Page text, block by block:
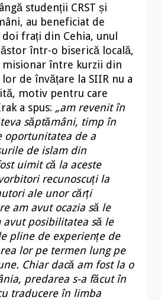
studenții CRST și
au beneficiat de
frați din Cehia, unul
într-o biserică locală,
între kurzii din
de învățare la SIIR nu a
motiv pentru care
a spus: „am revenit în
săptămâni, timp în
oportunitatea de a
de islam din
uimit că la aceste
recunoscuți la
ale unor cărți
am avut ocazia să le
avut posibilitatea să le
pline de experiențe de
lor pe termen lung pe
Chiar dacă am fost la o
predarea s-a făcut în
traducere în limba